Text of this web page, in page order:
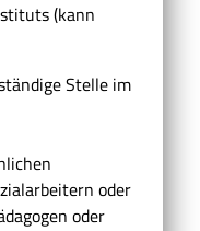
(kann
Stelle im
oder
oder